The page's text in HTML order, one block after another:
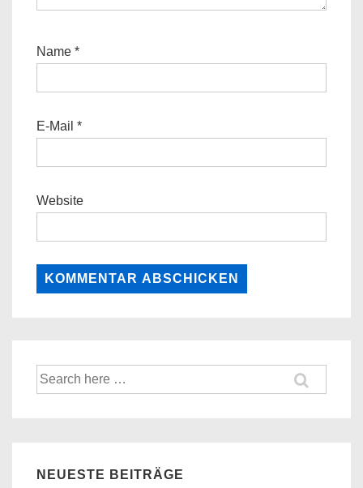
Name *
E-Mail *
Website
Suche
nach:
NEUESTE BEITRÄGE